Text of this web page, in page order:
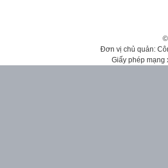
Đơn vị chủ quản:
Giấy phép mạng